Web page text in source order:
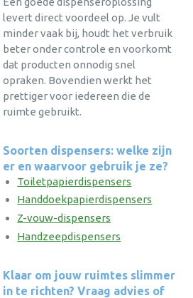
levert direct voordeel op. Je vult
minder vaak bij, houdt het verbruik
beter onder controle en voorkomt
dat producten onnodig snel
opraken. Bovendien werkt het
prettiger voor iedereen die de
ruimte gebruikt.
Soorten dispensers: welke zijn
er en waarvoor gebruik je ze?
Toiletpapierdispensers
Handdoekpapierdispensers
Z-vouw-dispensers
Handzeepdispensers
Klaar om jouw ruimtes slimmer
in te richten? Vraag advies of